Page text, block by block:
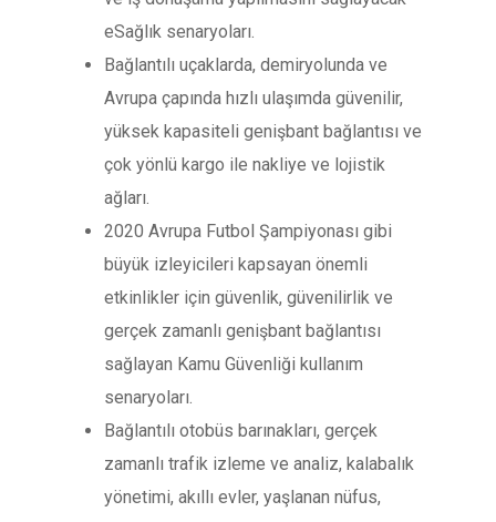
eSağlık senaryoları.
Bağlantılı uçaklarda, demiryolunda ve
Avrupa çapında hızlı ulaşımda güvenilir,
yüksek kapasiteli genişbant bağlantısı ve
çok yönlü kargo ile nakliye ve lojistik
ağları.
2020 Avrupa Futbol Şampiyonası gibi
büyük izleyicileri kapsayan önemli
etkinlikler için güvenlik, güvenilirlik ve
gerçek zamanlı genişbant bağlantısı
sağlayan Kamu Güvenliği kullanım
senaryoları.
Bağlantılı otobüs barınakları, gerçek
zamanlı trafik izleme ve analiz, kalabalık
yönetimi, akıllı evler, yaşlanan nüfus,